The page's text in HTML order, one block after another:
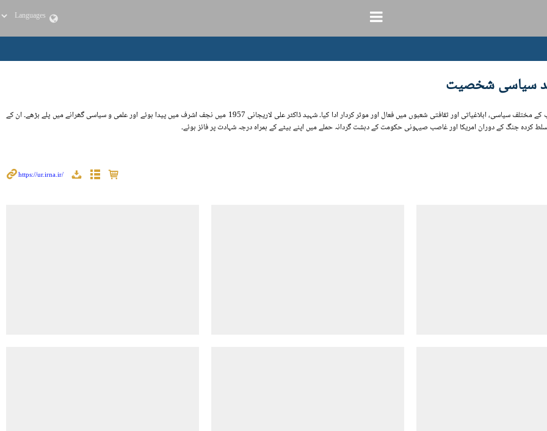
سیاسی شخصیت
شہید ڈاکٹر علی لاریجانی ایران کے ایک معروف اور موثر سیاستداں تھے۔ انھوں نے اسلامی انقلاب کے مختلف سیاسی، ابلاغیاتی اور ثقافتی شعبوں میں فعال اور موثر کردار ادا کیا۔ شہید ڈاکٹر علی لاریجانی 1957 میں نجف اشرف میں پیدا ہوئے اور علمی و سیاسی گھرانے میں پلے بڑھے۔ ان کے
کردہ جنگ کے دوران امریکا اور غاصب صیہونی حکومت کے دہشت گردانہ حملے میں اپنے بیٹے کے ہمراہ درجہ شہادت پر فائز ہوئے۔